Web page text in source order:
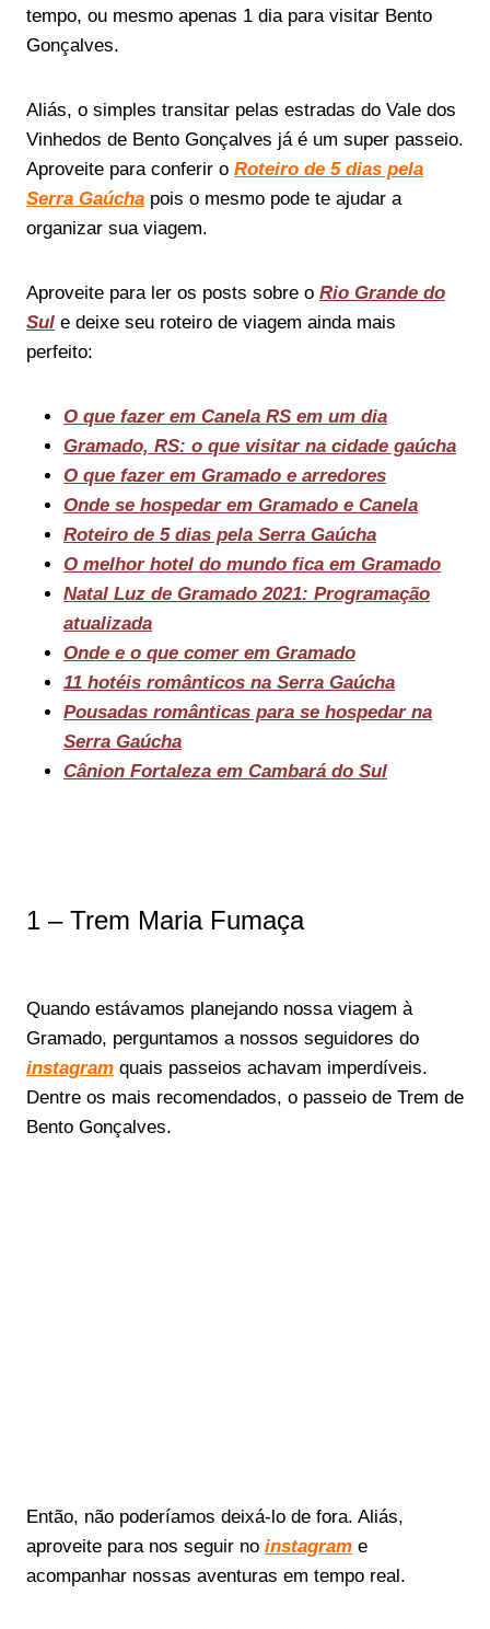
tempo, ou mesmo apenas 1 dia para visitar Bento
Gonçalves.
Aliás, o simples transitar pelas estradas do Vale dos
Vinhedos de Bento Gonçalves já é um super passeio.
Aproveite para conferir o Roteiro de 5 dias pela
Serra Gaúcha pois o mesmo pode te ajudar a
organizar sua viagem.
Aproveite para ler os posts sobre o Rio Grande do
Sul e deixe seu roteiro de viagem ainda mais
perfeito:
O que fazer em Canela RS em um dia
Gramado, RS: o que visitar na cidade gaúcha
O que fazer em Gramado e arredores
Onde se hospedar em Gramado e Canela
Roteiro de 5 dias pela Serra Gaúcha
O melhor hotel do mundo fica em Gramado
Natal Luz de Gramado 2021: Programação
atualizada
Onde e o que comer em Gramado
11 hotéis românticos na Serra Gaúcha
Pousadas românticas para se hospedar na
Serra Gaúcha
Cânion Fortaleza em Cambará do Sul
1 – Trem Maria Fumaça
Quando estávamos planejando nossa viagem à
Gramado, perguntamos a nossos seguidores do
instagram quais passeios achavam imperdíveis.
Dentre os mais recomendados, o passeio de Trem de
Bento Gonçalves.
Então, não poderíamos deixá-lo de fora. Aliás,
aproveite para nos seguir no instagram e
acompanhar nossas aventuras em tempo real.